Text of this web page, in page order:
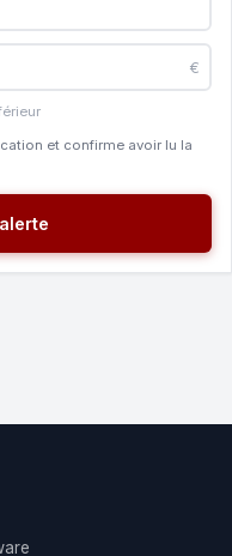
€
et confirme avoir lu la